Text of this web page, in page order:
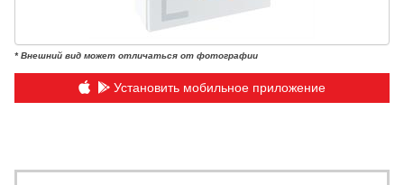
* Внешний вид может отличаться от фотографии
Установить мобильное приложение